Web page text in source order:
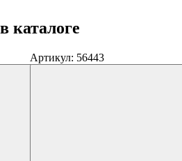
каталоге
Артикул: 56443